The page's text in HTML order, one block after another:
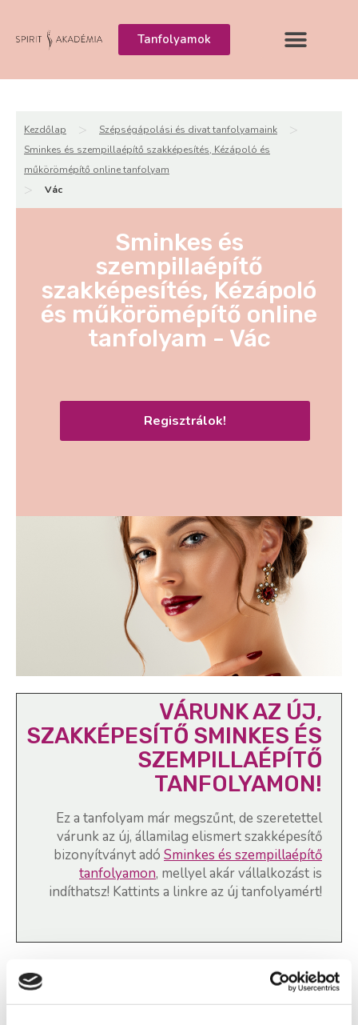
Tanfolyamok
Kezdőlap > Szépségápolási és divat tanfolyamaink >
Sminkes és szempillaépítő szakképesítés, Kézápoló és
műkörömépítő online tanfolyam
> Vác
Sminkes és
szempillaépítő
szakképesítés, Kézápoló
és műkörömépítő online
tanfolyam - Vác
Regisztrálok!
VÁRUNK AZ ÚJ,
SZAKKÉPESÍTŐ SMINKES ÉS
SZEMPILLAÉPÍTŐ
TANFOLYAMON!
Ez a tanfolyam már megszűnt, de szeretettel
várunk az új, államilag elismert szakképesítő
bizonyítványt adó Sminkes és szempillaépítő
tanfolyamon, mellyel akár vállalkozást is
indíthatsz! Kattints a linkre az új tanfolyamért!
Sminkes és szempillaépítő
szakképesítés, Kézápoló és